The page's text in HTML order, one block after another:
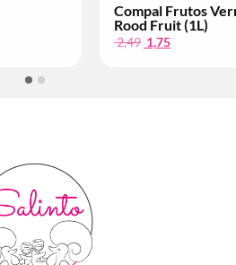
Compal Frutos
Rood Fruit (1L)
2,49 1,75